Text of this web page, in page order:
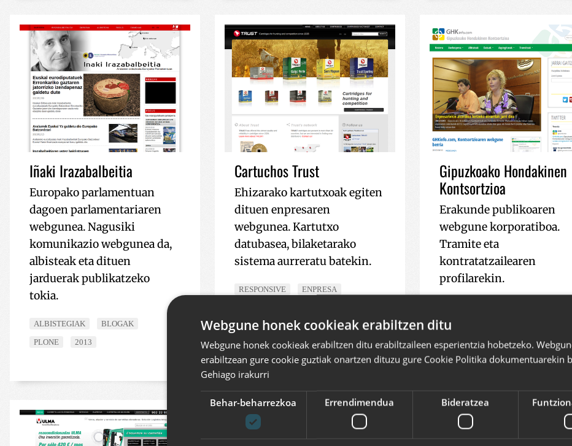
Iñaki Irazabalbeitia
Europako parlamentuan
dagoen parlamentariaren
webgunea. Nagusiki
komunikazio webgunea da,
albisteak eta dituen
jarduerak publikatzeko
tokia.
ALBISTEGIAK
BLOGAK
PLONE
2013
Cartuchos Trust
Ehizarako kartutxoak egiten
dituen enpresaren
webgunea. Kartutxo
datubasea, bilaketarako
sistema aurreratu batekin.
RESPONSIVE
ENPRESA
Gipuzkoako Hondakinen
Kontsortzioa
Erakunde publikoaren
webgune korporatiboa.
Tramite eta
kontratatzailearen
profilarekin.
EADMINISTRAZIOA
Webgune honek cookieak erabiltzen ditu
Webgune honek cookieak erabiltzen ditu erabiltzaileen esperientzia hobetzeko.
erabiltzean gure cookie guztiak onartzen dituzu gure Cookie Politika dokumentuarekin
Gehiago irakurri
Behar-beharrezkoa Errendimendua Bideratzea